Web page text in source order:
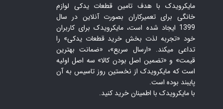
مایکرویدک با هدف تامین قطعات یدکی لوازم
خانگی برای تعمیرکاران بصورت آنلاین در سال
1399 ایجاد شده است، مایکرویدک برای کاربران
خود «تجربه لذت بخش خرید قطعات یدکی» را
تداعی میکند. «ارسال سریع»، «ضمانت بهترین
قیمت» و «تضمین اصل بودن کالا» سه اصل اولیه
است که مایکرویدک از نخستین روز تاسیس به آن
پایبند بوده است.
با مایکرویدک با اطمینان خرید کنید.​​​​​​​